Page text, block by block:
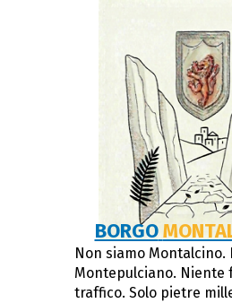
BORGO
Non siamo Montalcino.
Montepulciano. Niente
traffico. Solo pietre